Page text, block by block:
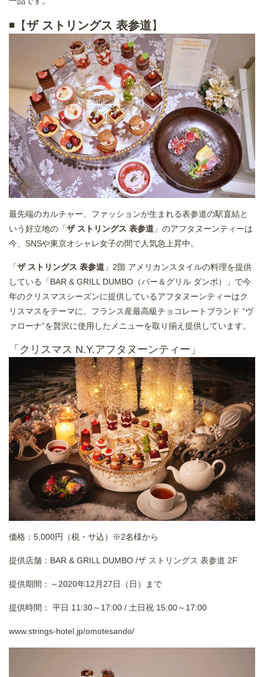
◾️【ザ ストリングス 表参道】
最先端のカルチャー、ファッションが生まれる表参道の駅直結と
いう好立地の「ザ ストリングス 表参道 」のアフタヌーンティーは
今、SNSや東京オシャレ女子の間で人気急上昇中。
「ザ ストリングス 表参道 」2階 アメリカンスタイルの料理を提供
している「BAR & GRILL DUMBO（バー＆グリル ダンボ）」で今
年のクリスマスシーズンに提供しているアフタヌーンティーはク
リスマスをテーマに、フランス産最高級チョコレートブランド “ヴ
ァローナ”を贅沢に使用したメニューを取り揃え提供しています。
「クリスマス N.Y.アフタヌーンティー」
価格：5,000円（税・サ込）※2名様から
提供店舗：BAR & GRILL DUMBO /ザ ストリングス 表参道 2F
提供期間：～2020年12月27日（日）まで
提供時間： 平日 11:30～17:00 / 土日祝 15:00～17:00
www.strings-hotel.jp/omotesando/